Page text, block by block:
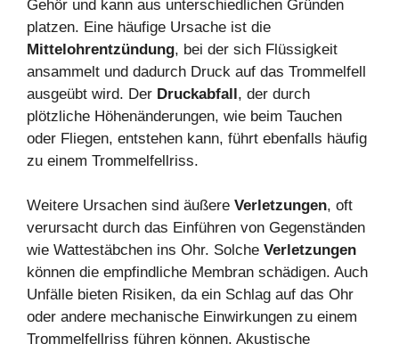
Gehör und kann aus unterschiedlichen Gründen
platzen. Eine häufige Ursache ist die
Mittelohrentzündung, bei der sich Flüssigkeit
ansammelt und dadurch Druck auf das Trommelfell
ausgeübt wird. Der Druckabfall, der durch
plötzliche Höhenänderungen, wie beim Tauchen
oder Fliegen, entstehen kann, führt ebenfalls häufig
zu einem Trommelfellriss.
Weitere Ursachen sind äußere Verletzungen, oft
verursacht durch das Einführen von Gegenständen
wie Wattestäbchen ins Ohr. Solche Verletzungen
können die empfindliche Membran schädigen. Auch
Unfälle bieten Risiken, da ein Schlag auf das Ohr
oder andere mechanische Einwirkungen zu einem
Trommelfellriss führen können. Akustische